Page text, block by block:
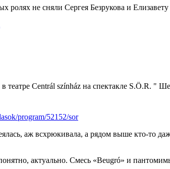
ролях не сняли Сергея Безрукова и
театре Centrál színház на спектакле S.Ö.R. "
program/52152/sor
аж всхрюкивала, а рядом выше кто-то
актуально. Смесь «Beugró» и